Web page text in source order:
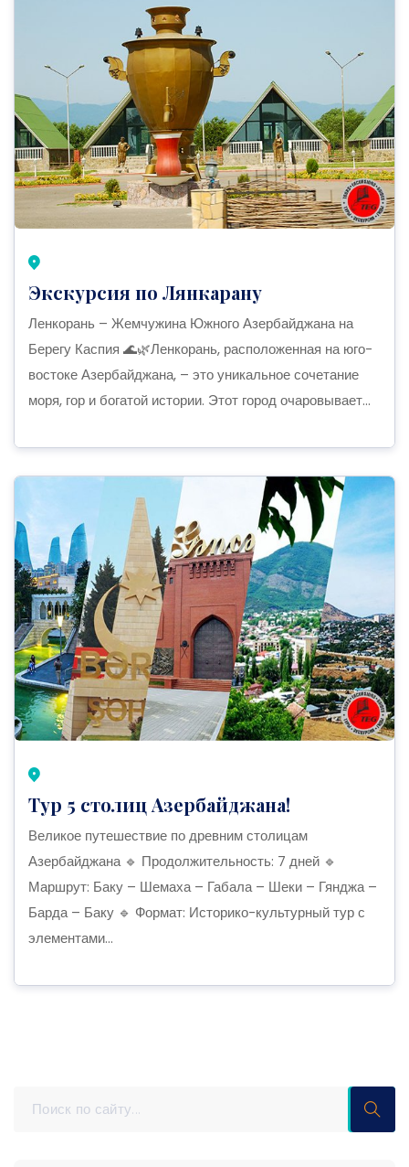
Экскурсия по Лянкарану
Ленкорань – Жемчужина Южного Азербайджана на
Берегу Каспия 🌊🌿Ленкорань, расположенная на юго-
востоке Азербайджана, – это уникальное сочетание
моря, гор и богатой истории. Этот город очаровывает...
Тур 5 столиц Азербайджана!
Великое путешествие по древним столицам
Азербайджана 🔹 Продолжительность: 7 дней 🔹
Маршрут: Баку – Шемаха – Габала – Шеки – Гянджа –
Барда – Баку 🔹 Формат: Историко-культурный тур с
элементами...